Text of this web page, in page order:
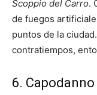
Scoppio del Carro.
de fuegos
puntos de la
contratiempos,
6. Capodanno